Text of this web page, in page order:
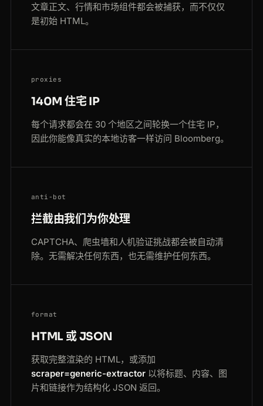
文章正文、行情和市场组件都会被捕获，而不仅仅
是初始 HTML。
proxies
140M 住宅 IP
每个请求都会在 30 个地区之间轮换一个住宅 IP，
因此你能像真实的本地访客一样访问 Bloomberg。
anti-bot
拦截由我们为你处理
CAPTCHA、爬虫墙和人机验证挑战都会被自动清
除。无需解决任何东西，也无需维护任何东西。
format
HTML 或 JSON
获取完整渲染的 HTML，或添加
scraper=generic-extractor 以将标题、内容、图
片和链接作为结构化 JSON 返回。